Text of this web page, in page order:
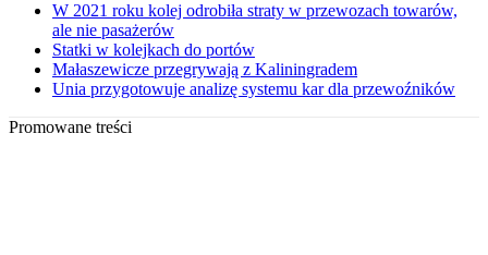
W 2021 roku kolej odrobiła straty w przewozach towarów,
ale nie pasażerów
Statki w kolejkach do portów
Małaszewicze przegrywają z Kaliningradem
Unia przygotowuje analizę systemu kar dla przewoźników
Promowane treści